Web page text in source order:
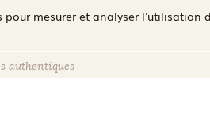
mesurer et analyser l'utilisation
authentiques